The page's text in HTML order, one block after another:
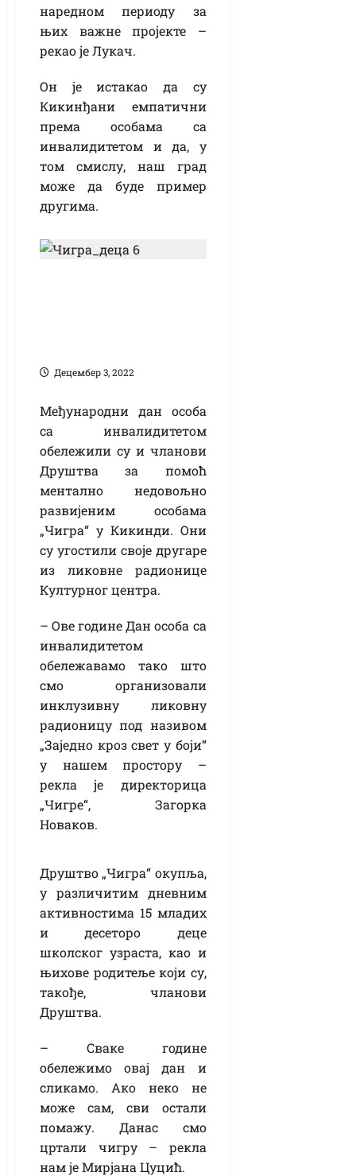
наредном периоду за
њих важне пројекте –
рекао је Лукач.
Он је истакао да су
Кикинђани емпатични
према особама са
инвалидитетом и да, у
том смислу, наш град
може да буде пример
другима.
Децембер 3, 2022
Међународни дан особа
са инвалидитетом
обележили су и чланови
Друштва за помоћ
ментално недовољно
развијеним особама
„Чигра“ у Кикинди. Они
су угостили своје другаре
из ликовне радионице
Културног центра.
– Ове године Дан особа са
инвалидитетом
обележавамо тако што
смо организовали
инклузивну ликовну
радионицу под називом
„Заједно кроз свет у боји“
у нашем простору –
рекла је директорица
„Чигре“, Загорка
Новаков.
Друштво „Чигра“ окупља,
у различитим дневним
активностима 15 младих
и десеторо деце
школског узраста, као и
њихове родитеље који су,
такође, чланови
Друштва.
– Сваке године
обележимо овај дан и
сликамо. Ако неко не
може сам, сви остали
помажу. Данас смо
цртали чигру – рекла
нам је Мирјана Цуцић.